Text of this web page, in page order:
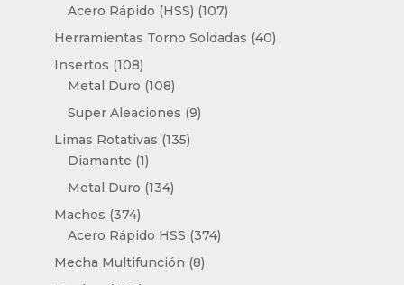
Acero Rápido (HSS) 107107
productos
Herramientas Torno Soldadas 4040
Insertos 108108
productos
Metal Duro 108108
productos
Super Aleaciones 99
Limas Rotativas 135135
Diamante 11
producto
Metal Duro 134134
Machos 374374
productos
Acero Rápido HSS 374374
Mecha Multifunción 88